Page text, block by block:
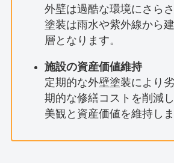
外壁は過酷な環境にさらさ
塗装は雨水や紫外線から
層となります。
施設の資産価値維持
定期的な外壁塗装により
期的な修繕コストを削減
美観と資産価値を維持しま